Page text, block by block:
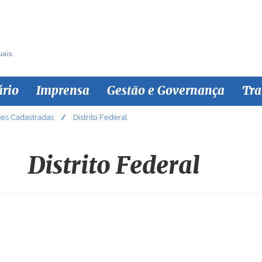
Imprensa Gestão e Governança
Cadastradas Distrito Federal
Distrito Federal